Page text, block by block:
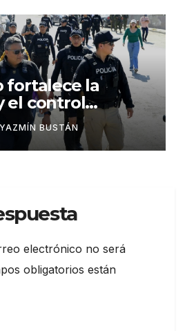
fortalece la
el control
General Villamil
YAZMÍN BUSTÁN
electrónico no será
obligatorios están